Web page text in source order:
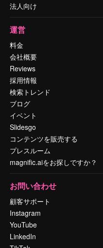
法人向け
運営
料金
会社概要
Reviews
採用情報
検索トレンド
ブログ
イベント
Slidesgo
コンテンツを販売する
プレスルーム
magnific.aiをお探しですか？
お問い合わせ
顧客サポート
Instagram
YouTube
LinkedIn